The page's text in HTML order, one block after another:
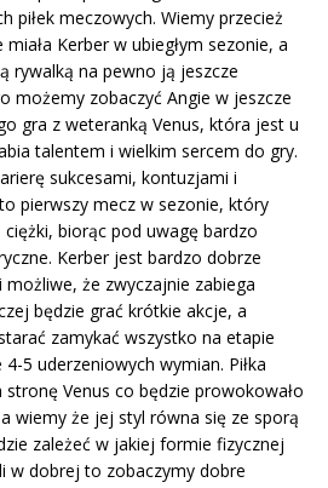
piłek meczowych. Wiemy przecież
Kerber w ubiegłym sezonie, a
rywalką na pewno ją jeszcze
możemy zobaczyć Angie w jeszcze
gra z weteranką Venus, która jest u
talentem i wielkim sercem do gry.
sukcesami, kontuzjami i
pierwszy mecz w sezonie, który
biorąc pod uwagę bardzo
Kerber jest bardzo dobrze
że zwyczajnie zabiega
będzie grać krótkie akcje, a
zamykać wszystko na etapie
5 uderzeniowych wymian. Piłka
Venus co będzie prowokowało
wiemy że jej styl równa się ze sporą
zależeć w jakiej formie fizycznej
w dobrej to zobaczymy dobre